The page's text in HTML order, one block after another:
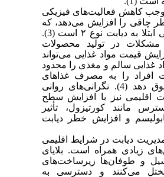
کاهش فعالیت‌های فیزیکی
چاقی را افزایش می‌دهد، که
به دیابت نوع ۲ است
(3)
.
مشکلات در تولید محصولات
قیمت مواد غذایی می‌تواند
غذایی سالم و مغذی را محدود
افراد را به مصرف غذاهای
دهد (4)
. نگرانی‌های روانی
اقلیمی نیز با افزایش سطح
مانند کورتیزول، تأثیر
و افزایش خطر دیابت
دیابت در شرایط اقلیمی
زیادی همراه است. بلایای
و طوفان‌ها زیرساخت‌های
می‌کنند و دسترسی به